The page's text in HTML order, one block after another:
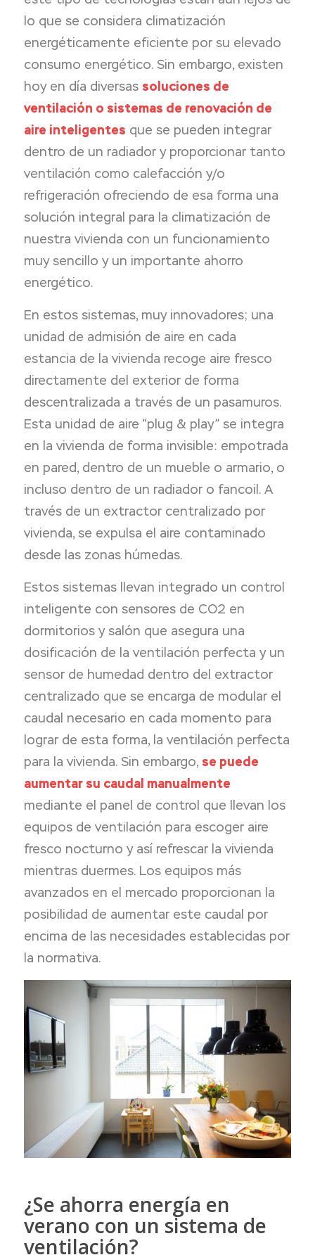
lo que se considera climatización
energéticamente eficiente por su elevado
consumo energético. Sin embargo, existen
hoy en día diversas soluciones de
ventilación o sistemas de renovación de
aire inteligentes que se pueden integrar
dentro de un radiador y proporcionar tanto
ventilación como calefacción y/o
refrigeración ofreciendo de esa forma una
solución integral para la climatización de
nuestra vivienda con un funcionamiento
muy sencillo y un importante ahorro
energético.
En estos sistemas, muy innovadores; una
unidad de admisión de aire en cada
estancia de la vivienda recoge aire fresco
directamente del exterior de forma
descentralizada a través de un pasamuros.
Esta unidad de aire “plug & play” se integra
en la vivienda de forma invisible: empotrada
en pared, dentro de un mueble o armario, o
incluso dentro de un radiador o fancoil. A
través de un extractor centralizado por
vivienda, se expulsa el aire contaminado
desde las zonas húmedas.
Estos sistemas llevan integrado un control
inteligente con sensores de CO2 en
dormitorios y salón que asegura una
dosificación de la ventilación perfecta y un
sensor de humedad dentro del extractor
centralizado que se encarga de modular el
caudal necesario en cada momento para
lograr de esta forma, la ventilación perfecta
para la vivienda. Sin embargo, se puede
aumentar su caudal manualmente
mediante el panel de control que llevan los
equipos de ventilación para escoger aire
fresco nocturno y así refrescar la vivienda
mientras duermes. Los equipos más
avanzados en el mercado proporcionan la
posibilidad de aumentar este caudal por
encima de las necesidades establecidas por
la normativa.
¿Se ahorra energía en
verano con un sistema de
ventilación?